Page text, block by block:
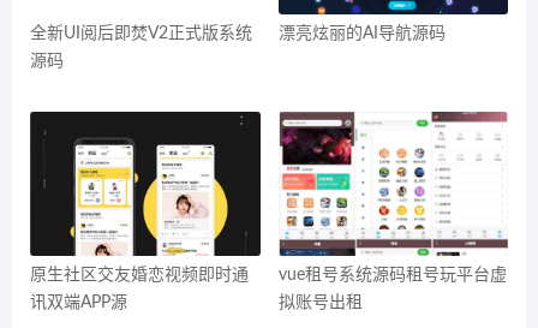
全新UI阅后即焚V2正式版系统
源码
漂亮炫丽的AI导航源码
原生社区交友婚恋视频即时通
讯双端APP源
vue租号系统源码租号玩平台虚
拟账号出租